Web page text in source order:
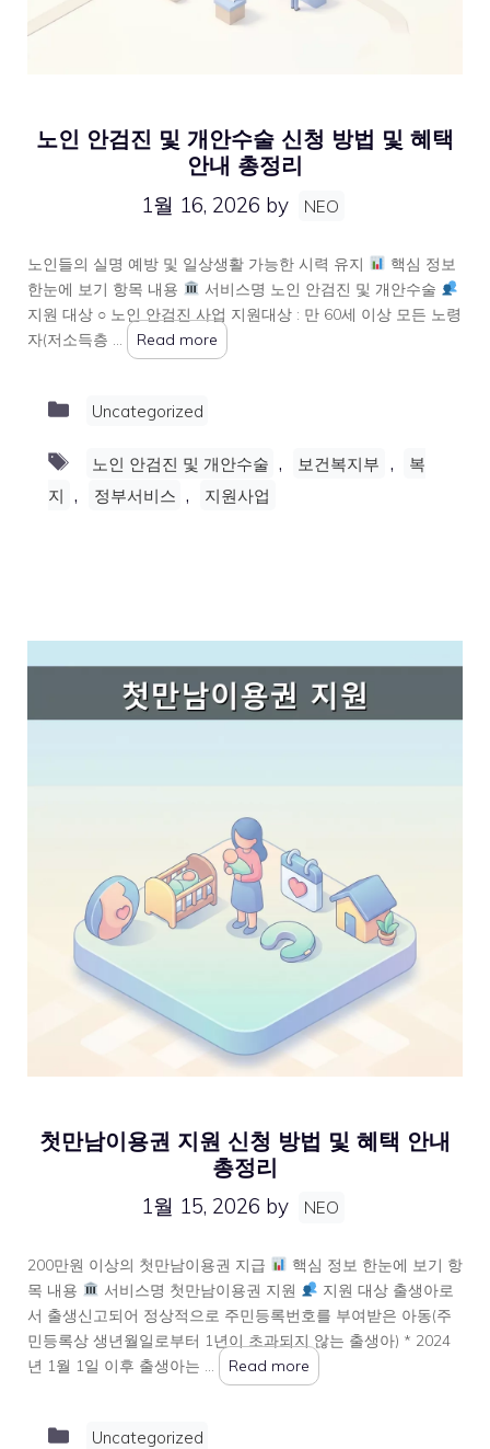
노인 안검진 및 개안수술 신청 방법 및 혜택
안내 총정리
1월 16, 2026 by NEO
노인들의 실명 예방 및 일상생활 가능한 시력 유지
핵심 정보
한눈에 보기 항목 내용
서비스명 노인 안검진 및 개안수술
지원 대상 ○ 노인 안검진 사업 지원대상 : 만 60세 이상 모든 노령
자(저소득층 …
Read more
Categories
Uncategorized
Tags
노인 안검진 및 개안수술 , 보건복지부 ,
복
지 , 정부서비스 , 지원사업
첫만남이용권 지원 신청 방법 및 혜택 안내
총정리
1월 15, 2026 by NEO
200만원 이상의 첫만남이용권 지급
핵심 정보 한눈에 보기 항
목 내용
서비스명 첫만남이용권 지원
지원 대상 출생아로
서 출생신고되어 정상적으로 주민등록번호를 부여받은 아동(주
민등록상 생년월일로부터 1년이 초과되지 않는 출생아) * 2024
년 1월 1일 이후 출생아는 …
Read more
Categories
Uncategorized